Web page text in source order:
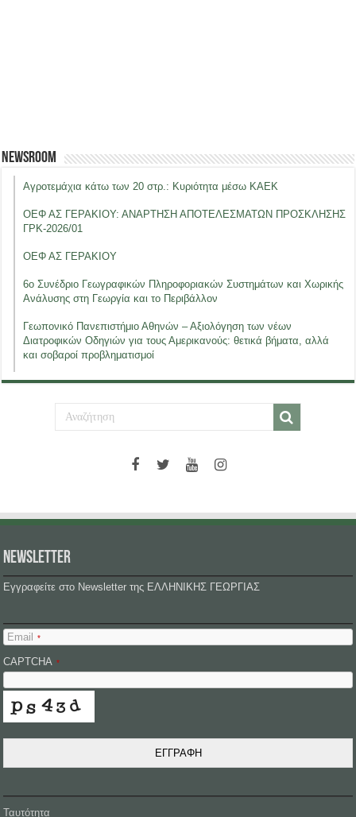
Newsroom
Αγροτεμάχια κάτω των 20 στρ.: Κυριότητα μέσω ΚΑΕΚ
ΟΕΦ ΑΣ ΓΕΡΑΚΙΟΥ: ΑΝΑΡΤΗΣΗ ΑΠΟΤΕΛΕΣΜΑΤΩΝ ΠΡΟΣΚΛΗΣΗΣ
ΓΡΚ-2026/01
ΟΕΦ ΑΣ ΓΕΡΑΚΙΟΥ
6ο Συνέδριο Γεωγραφικών Πληροφοριακών Συστημάτων και Χωρικής
Ανάλυσης στη Γεωργία και το Περιβάλλον
Γεωπονικό Πανεπιστήμιο Αθηνών – Αξιολόγηση των νέων
Διατροφικών Οδηγιών για τους Αμερικανούς: θετικά βήματα, αλλά
και σοβαροί προβληματισμοί
NEWSLETTER
Εγγραφείτε στο Newsletter της ΕΛΛΗΝΙΚΗΣ ΓΕΩΡΓΙΑΣ
Email *
CAPTCHA *
ΕΓΓΡΑΦΗ
Ταυτότητα